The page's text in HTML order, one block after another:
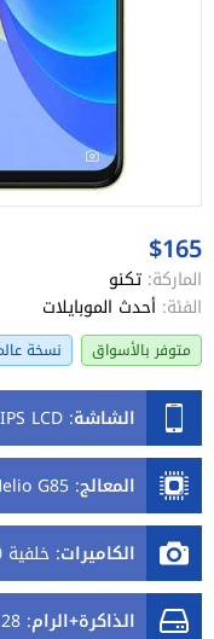
$165
الماركة: تكنو
الفئة: أحدث الموبايلات
متوفر بالأسواق نسخة
الشاشة: IPS LCD بحجم 6.6 بوصة بدقة FHD+
المعالج:
G85
الكاميرات: خلفية 50+2+AI م.ب/ امامية 32 م.ب.
الذاكرة+الرام:
128 + 4/6